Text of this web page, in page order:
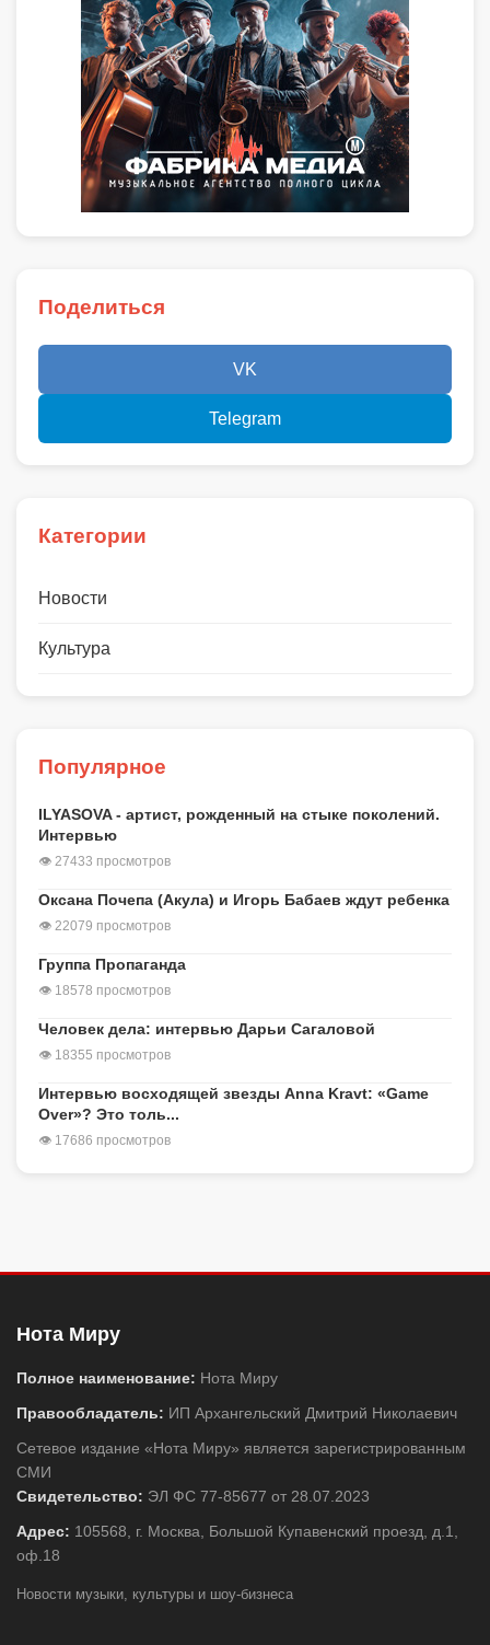
Поделиться
VK
Telegram
Категории
Новости
Культура
Популярное
ILYASOVA - артист, рожденный на стыке поколений.
Интервью
👁 27433 просмотров
Оксана Почепа (Акула) и Игорь Бабаев ждут ребенка
👁 22079 просмотров
Группа Пропаганда
👁 18578 просмотров
Человек дела: интервью Дарьи Сагаловой
👁 18355 просмотров
Интервью восходящей звезды Anna Kravt: «Game
Over»? Это толь...
👁 17686 просмотров
Нота Миру
Полное наименование: Нота Миру
Правообладатель: ИП Архангельский Дмитрий Николаевич
Сетевое издание «Нота Миру» является зарегистрированным
СМИ
Свидетельство: ЭЛ ФС 77-85677 от 28.07.2023
Адрес: 105568, г. Москва, Большой Купавенский проезд, д.1,
оф.18
Новости музыки, культуры и шоу-бизнеса